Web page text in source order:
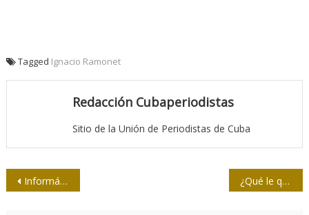
Tagged Ignacio Ramonet
Redacción Cubaperiodistas
Sitio de la Unión de Periodistas de Cuba
Navegación
Informática y comunicaciones para la sociedad ¿Qué le queda chiquito al Valle de Caujerí?